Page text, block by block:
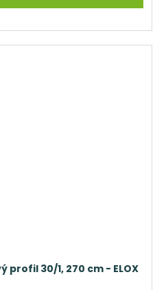
30/1, 270 cm - ELOX